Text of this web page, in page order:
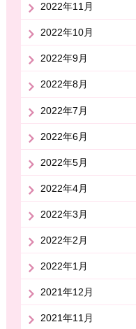
2022年11月
2022年10月
2022年9月
2022年8月
2022年7月
2022年6月
2022年5月
2022年4月
2022年3月
2022年2月
2022年1月
2021年12月
2021年11月